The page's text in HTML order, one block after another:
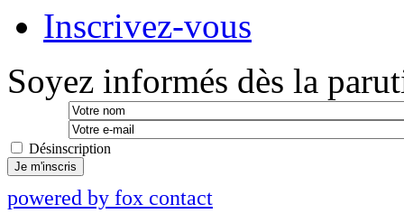
Inscrivez-vous
Soyez informés dès la
Désinscription
Je m'inscris
powered by fox contact